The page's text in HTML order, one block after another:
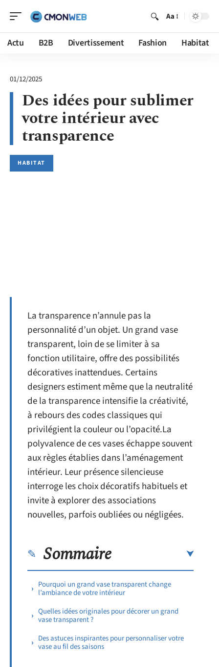
Aa
Actu B2B Divertissement Fashion Habitat
01/12/2025
Des idées pour sublimer
votre intérieur avec
transparence
HABITAT
La transparence n’annule pas la
personnalité d’un objet. Un grand vase
transparent, loin de se limiter à sa
fonction utilitaire, offre des possibilités
décoratives inattendues. Certains
designers estiment même que la neutralité
de la transparence intensifie la créativité,
à rebours des codes classiques qui
privilégient la couleur ou l’opacité.La
polyvalence de ces vases échappe souvent
aux règles établies dans l’aménagement
intérieur. Leur présence silencieuse
interroge les choix décoratifs habituels et
invite à explorer des associations
nouvelles, parfois oubliées ou négligées.
Sommaire
Pourquoi un grand vase transparent change
l’ambiance de votre intérieur
Quelles idées originales pour décorer un grand
vase transparent ?
Des astuces inspirantes pour personnaliser votre
vase au fil des saisons